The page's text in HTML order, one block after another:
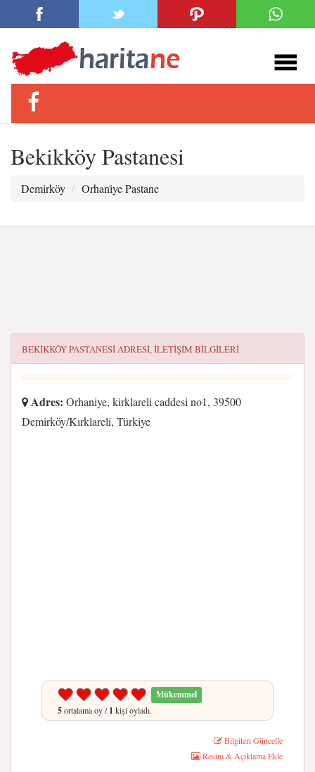
Bekikköy Pastanesi
Demirköy Orhani̇ye Pastane
BEKIKKÖY PASTANESIADRESI, ILETIŞIM BILGILERI
Adres: Orhaniye, kirklareli caddesi no1, 39500
Demirköy/Kırklareli, Türkiye
Mükemmel
5ortalama oy /1 kişi oyladı.
Bilgileri Güncelle
Resim & Açıklama Ekle